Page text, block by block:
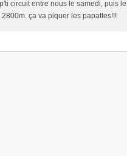
circuit entre nous le samedi, puis
ça va piquer les papattes!!!